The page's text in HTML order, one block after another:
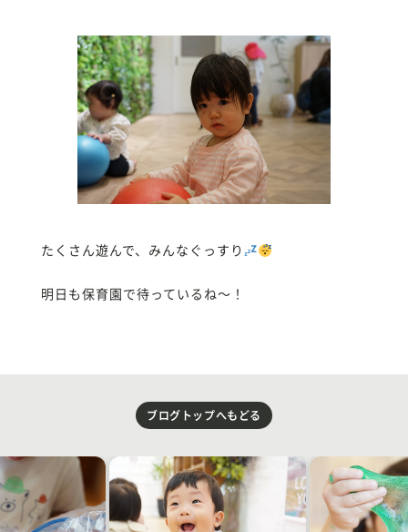
たくさん遊んで、みんなぐっすり
明日も保育園で待っているね〜！
ブログトップへもどる